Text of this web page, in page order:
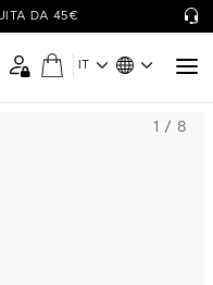
DA 45€
IT
1 / 8